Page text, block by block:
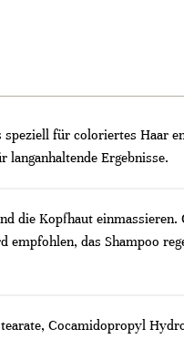
speziell für coloriertes Haar
langanhaltende Ergebnisse.
die Kopfhaut
das Shampoo
Cocamidopropyl